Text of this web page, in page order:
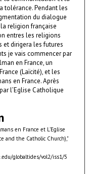
tolérance. Pendant les
du dialogue
religion française
entres les religions
dirigera les futures
je vais commencer par
en France, un
(Laïcité), et les
en France. Après
l’Eglise Catholique
en France et L’Eglise
and the Catholic Church),"
globaltides/vol2/iss1/5